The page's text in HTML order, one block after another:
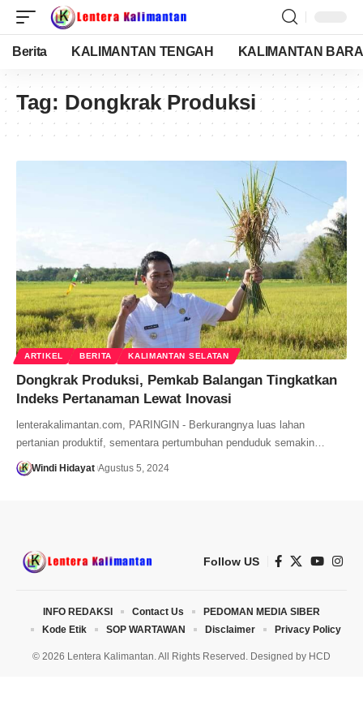
Berita KALIMANTAN TENGAH KALIMANTAN
Tag: Dongkrak Produksi
ARTIKEL BERITA KALIMANTAN SELATAN
Dongkrak Produksi, Pemkab Balangan Tingkatkan
Indeks Pertanaman Lewat Inovasi
lenterakalimantan.com, PARINGIN - Berkurangnya luas lahan
pertanian produktif, sementara pertumbuhan penduduk semakin…
Windi Hidayat Agustus 5, 2024
Follow US
© 2026 Lentera Kalimantan. All Rights Reserved. Designed by HCD
INFO REDAKSI Contact Us
PEDOMAN MEDIA SIBER
Kode Etik
SOP WARTAWAN Disclaimer Privacy Policy